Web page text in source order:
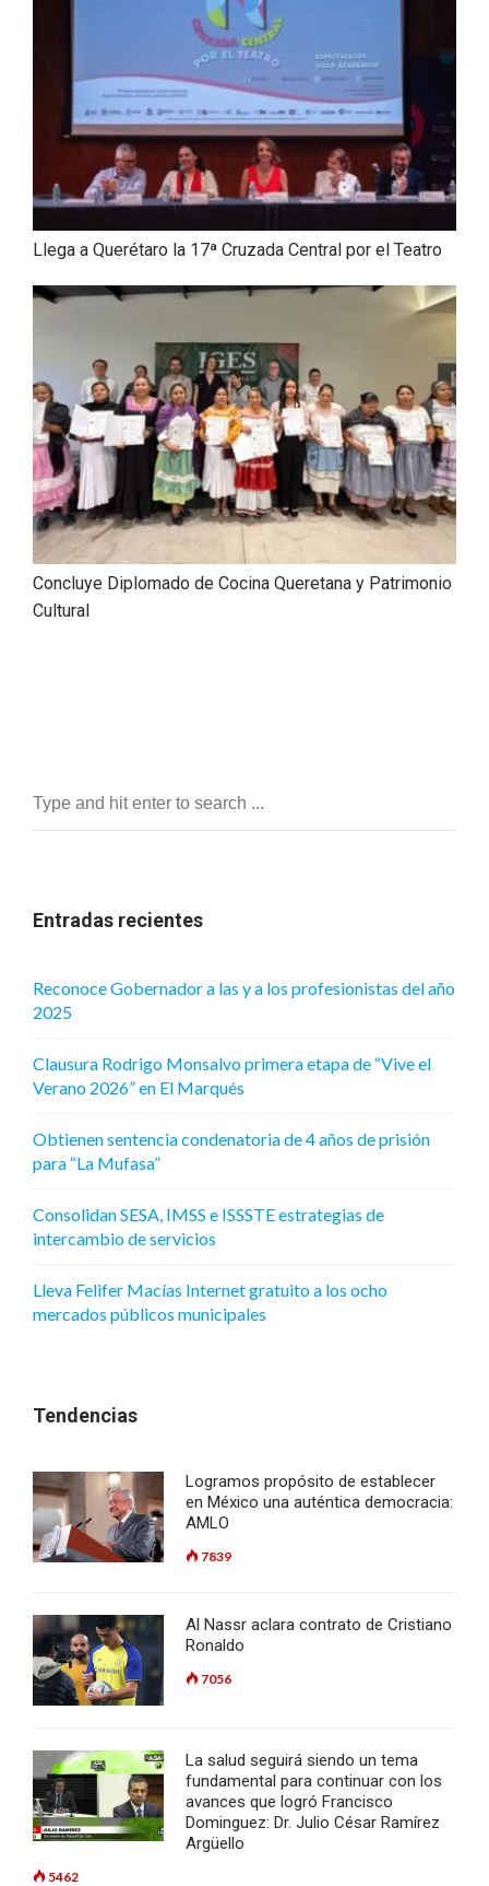
Llega a Querétaro la 17ª Cruzada Central por el Teatro
Concluye Diplomado de Cocina Queretana y Patrimonio
Cultural
Entradas recientes
Reconoce Gobernador a las y a los profesionistas del año
2025
Clausura Rodrigo Monsalvo primera etapa de “Vive el
Verano 2026” en El Marqués
Obtienen sentencia condenatoria de 4 años de prisión
para “La Mufasa”
Consolidan SESA, IMSS e ISSSTE estrategias de
intercambio de servicios
Lleva Felifer Macías Internet gratuito a los ocho
mercados públicos municipales
Tendencias
Logramos propósito de establecer
en México una auténtica democracia:
AMLO
7839
Al Nassr aclara contrato de Cristiano
Ronaldo
7056
La salud seguirá siendo un tema
fundamental para continuar con los
avances que logró Francisco
Dominguez: Dr. Julio César Ramírez
Argüello
5462